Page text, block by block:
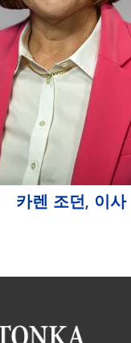
카렌 조던, 이사